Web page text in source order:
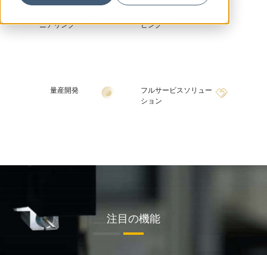
ニアリング
ピング
量産開発
フルサービスソリュー
ション
注目の機能